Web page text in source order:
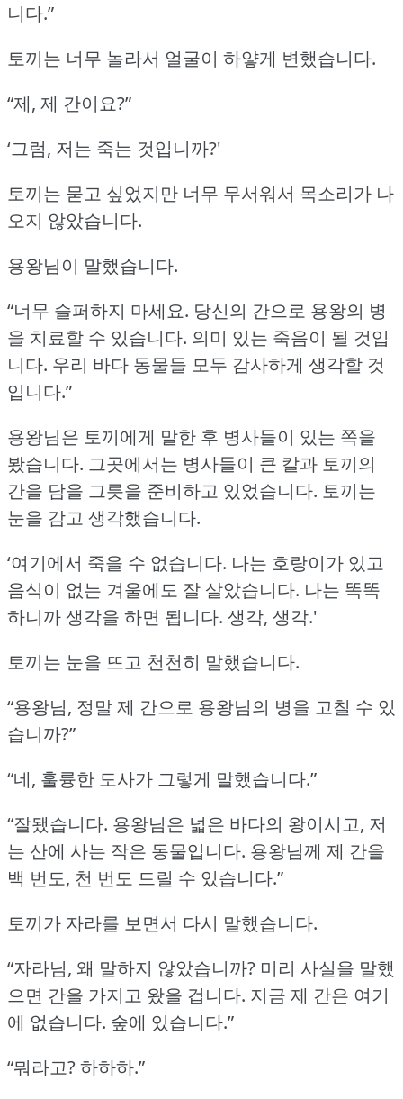
니다.”
토끼는 너무 놀라서 얼굴이 하얗게 변했습니다.
“제, 제 간이요?”
‘그럼, 저는 죽는 것입니까?'
토끼는 묻고 싶었지만 너무 무서워서 목소리가 나
오지 않았습니다.
용왕님이 말했습니다.
“너무 슬퍼하지 마세요. 당신의 간으로 용왕의 병
을 치료할 수 있습니다. 의미 있는 죽음이 될 것입
니다. 우리 바다 동물들 모두 감사하게 생각할 것
입니다.”
용왕님은 토끼에게 말한 후 병사들이 있는 쪽을
봤습니다. 그곳에서는 병사들이 큰 칼과 토끼의
간을 담을 그릇을 준비하고 있었습니다. 토끼는
눈을 감고 생각했습니다.
‘여기에서 죽을 수 없습니다. 나는 호랑이가 있고
음식이 없는 겨울에도 잘 살았습니다. 나는 똑똑
하니까 생각을 하면 됩니다. 생각, 생각.'
토끼는 눈을 뜨고 천천히 말했습니다.
“용왕님, 정말 제 간으로 용왕님의 병을 고칠 수 있
습니까?”
“네, 훌륭한 도사가 그렇게 말했습니다.”
“잘됐습니다. 용왕님은 넓은 바다의 왕이시고, 저
는 산에 사는 작은 동물입니다. 용왕님께 제 간을
백 번도, 천 번도 드릴 수 있습니다.”
토끼가 자라를 보면서 다시 말했습니다.
“자라님, 왜 말하지 않았습니까? 미리 사실을 말했
으면 간을 가지고 왔을 겁니다. 지금 제 간은 여기
에 없습니다. 숲에 있습니다.”
“뭐라고?하하하.”